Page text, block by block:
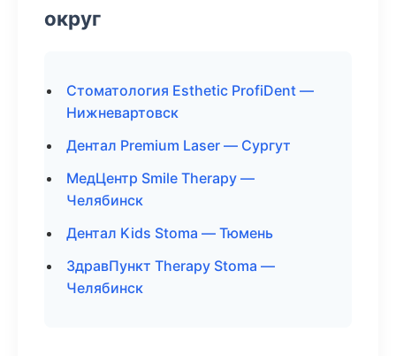
округ
Стоматология Esthetic ProfiDent —
Нижневартовск
Дентал Premium Laser — Сургут
МедЦентр Smile Therapy —
Челябинск
Дентал Kids Stoma — Тюмень
ЗдравПункт Therapy Stoma —
Челябинск